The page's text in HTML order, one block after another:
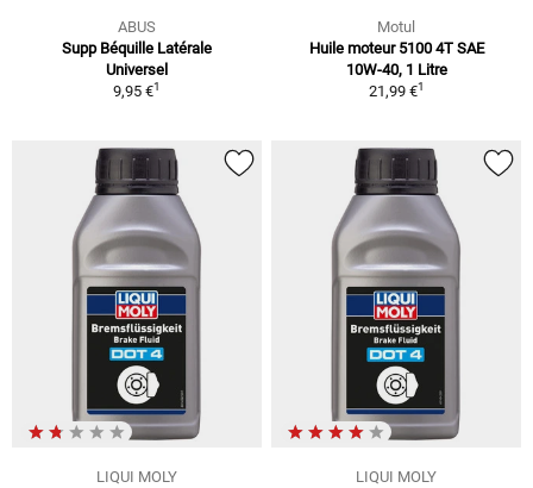
ABUS
Supp Béquille Latérale
Universel
9,95 €1
Motul
Huile moteur 5100 4T SAE
10W-40, 1 Litre
21,99 €1
LIQUI MOLY
LIQUI MOLY